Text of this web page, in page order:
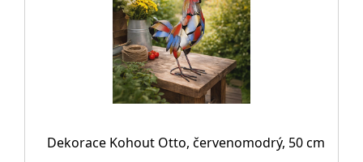
Dekorace Kohout Otto, červenomodrý, 50 cm